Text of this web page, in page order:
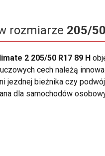
rozmiarze 205/
2 205/50 R17 89 H
cech należą
jezdnej bieżnika czy
dla samochodów